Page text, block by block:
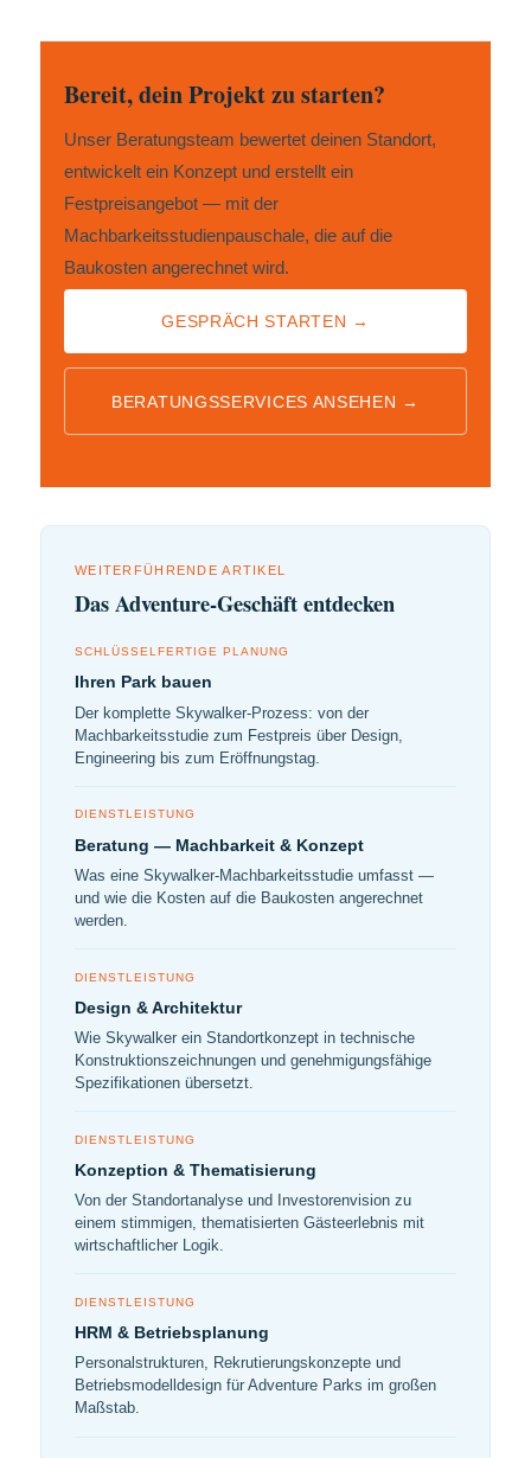
Bereit, dein Projekt zu starten?
Unser Beratungsteam bewertet deinen Standort,
entwickelt ein Konzept und erstellt ein
Festpreisangebot — mit der
Machbarkeitsstudienpauschale, die auf die
Baukosten angerechnet wird.
GESPRÄCH STARTEN →
BERATUNGSSERVICES ANSEHEN →
WEITERFÜHRENDE ARTIKEL
Das Adventure-Geschäft entdecken
SCHLÜSSELFERTIGE PLANUNG
Ihren Park bauen
Der komplette Skywalker-Prozess: von der
Machbarkeitsstudie zum Festpreis über Design,
Engineering bis zum Eröffnungstag.
DIENSTLEISTUNG
Beratung — Machbarkeit & Konzept
Was eine Skywalker-Machbarkeitsstudie umfasst —
und wie die Kosten auf die Baukosten angerechnet
werden.
DIENSTLEISTUNG
Design & Architektur
Wie Skywalker ein Standortkonzept in technische
Konstruktionszeichnungen und genehmigungsfähige
Spezifikationen übersetzt.
DIENSTLEISTUNG
Konzeption & Thematisierung
Von der Standortanalyse und Investorenvision zu
einem stimmigen, thematisierten Gästeerlebnis mit
wirtschaftlicher Logik.
DIENSTLEISTUNG
HRM & Betriebsplanung
Personalstrukturen, Rekrutierungskonzepte und
Betriebsmodelldesign für Adventure Parks im großen
Maßstab.